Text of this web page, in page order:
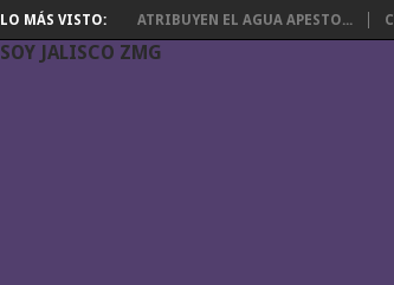
LO MÁS VISTO: ATRIBUYEN EL AGUA APESTO...
SOY JALISCO ZMG